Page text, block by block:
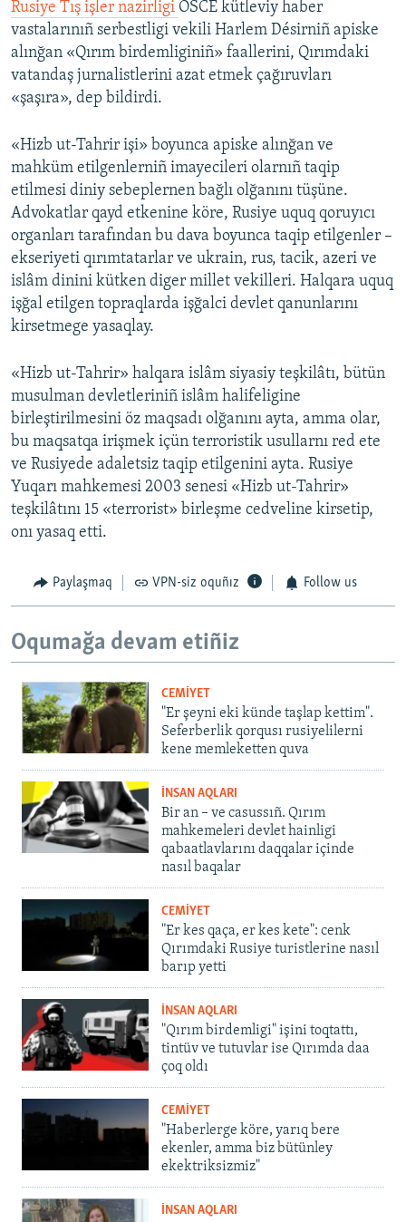
Rusiye Tış işler nazirligi OSCE kütleviy haber
vastalarınıñ serbestligi vekili Harlem Désirniñ apiske
alınğan «Qırım birdemliginiñ» faallerini, Qırımdaki
vatandaş jurnalistlerini azat etmek çağıruvları
«şaşıra», dep bildirdi.
«Hizb ut-Tahrir işi» boyunca apiske alınğan ve
mahküm etilgenlerniñ imayecileri olarnıñ taqip
etilmesi diniy sebeplernen bağlı olğanını tüşüne.
Advokatlar qayd etkenine köre, Rusiye uquq qoruyıcı
organları tarafından bu dava boyunca taqip etilgenler –
ekseriyeti qırımtatarlar ve ukrain, rus, tacik, azeri ve
islâm dinini kütken diger millet vekilleri. Halqara uquq
işğal etilgen topraqlarda işğalci devlet qanunlarını
kirsetmege yasaqlay.
«Hizb ut-Tahrir» halqara islâm siyasiy teşkilâtı, bütün
musulman devletleriniñ islâm halifeligine
birleştirilmesini öz maqsadı olğanını ayta, amma olar,
bu maqsatqa irişmek içün terroristik usullarnı red ete
ve Rusiyede adaletsiz taqip etilgenini ayta. Rusiye
Yuqarı mahkemesi 2003 senesi «Hizb ut-Tahrir»
teşkilâtını 15 «terrorist» birleşme cedveline kirsetip,
onı yasaq etti.
Paylaşmaq VPN-siz oquñız Follow us
Oqumağa devam etiñiz
CEMİYET
"Er şeyni eki künde taşlap kettim".
Seferberlik qorqusı rusiyelilerni
kene memleketten quva
İNSAN AQLARI
Bir an – ve casussıñ. Qırım
mahkemeleri devlet hainligi
qabaatlavlarını daqqalar içinde
nasıl baqalar
CEMİYET
"Er kes qaça, er kes kete": cenk
Qırımdaki Rusiye turistlerine nasıl
barıp yetti
İNSAN AQLARI
"Qırım birdemligi" işini toqtattı,
tintüv ve tutuvlar ise Qırımda daa
çoq oldı
CEMİYET
"Haberlerge köre, yarıq bere
ekenler, amma biz bütünley
ekektriksizmiz"
İNSAN AQLARI